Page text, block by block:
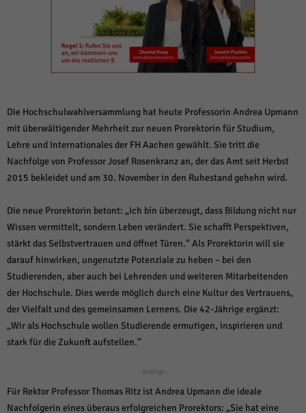
Die Hochschulwahlversammlung hat heute Professorin Andrea Upmann
mit überwältigender Mehrheit zur neuen Prorektorin für Studium,
Lehre und Internationales der FH Aachen gewählt. Sie tritt die
Nachfolge von Professor Josef Rosenkranz an, der das Amt seit Herbst
2015 bekleidet und am 30. November in den Ruhestand gehehn wird.
Die neue Prorektorin betont: „Ich bin überzeugt, dass Bildung nicht nur
Wissen vermittelt, sondern Leben verändert. Sie schafft Perspektiven,
stärkt das Selbstvertrauen und öffnet Türen.“ Als Prorektorin will sie
darauf hinwirken, ungenutzte Potenziale zu heben – bei den
Studierenden, aber auch bei Lehrenden und weiteren Mitarbeitenden
der Hochschule. Dies werde möglich durch eine Kultur des Vertrauens,
der Vielfalt und des gemeinsamen Lernens. Die 42-Jährige ergänzt:
„Wir als Hochschule wollen Studierende ermutigen, inspirieren und
stark für die Zukunft aufstellen.“
- Anzeige -
Für Rektor Professor Thomas Ritz ist Andrea Upmann die ideale
Nachfolgerin eines überaus erfolgreichen Prorektors: „Sie hat eine
Alle akzeptieren Speichern und weiter
Zurück
Essenzielle Cookies ermöglichen grundlegende Funktionen und sind für die
Cookie-Informationen anzeigen
Statistiken (1)
uns zu verstehen, wie unsere Besucher unsere Website nutzen.
Cookie-Informationen anzeigen
Marketing (1)
Marketing-Cookies werden von Drittanbietern oder Publishern verwendet,
um personalisierte Werbung anzuzeigen. Sie tun dies, indem sie Besucher
über Websites hinweg verfolgen.
Externe Medien (6)
Inhalte von Videoplattformen und Social-Media-Plattformen werden
werden, bedarf der Zugriff auf diese Inhalte keiner manuellen Einwilligung
mehr.